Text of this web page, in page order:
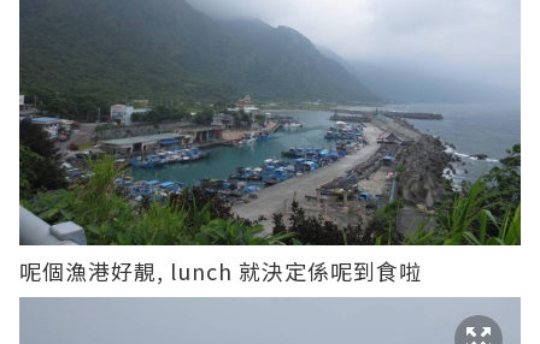
呢個漁港好靚, lunch 就決定係呢到食啦